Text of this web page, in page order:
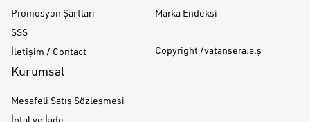
Promosyon Şartları
SSS
İletişim / Contact
Marka Endeksi
Copyright /vatansera.a.ş
Kurumsal
Mesafeli Satış Sözleşmesi
İptal ve İade